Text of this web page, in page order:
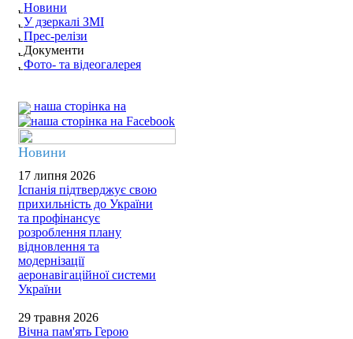
Новини
У дзеркалі ЗМІ
Прес-релізи
Документи
Фото- та відеогалерея
наша сторінка на
Новини
17 липня 2026
Іспанія підтверджує свою
прихильність до України
та профінансує
розроблення плану
відновлення та
модернізації
аеронавігаційної системи
України
29 травня 2026
Вічна пам'ять Герою